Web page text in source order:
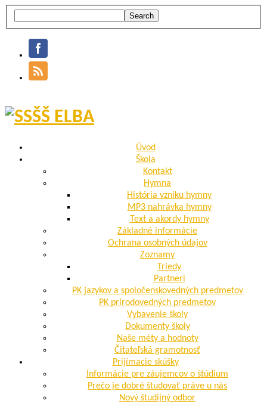
Úvod
Škola
Kontakt
Hymna
História vzniku hymny
MP3 nahrávka hymny
Text a akordy hymny
Základné informácie
Ochrana osobných údajov
Zoznamy
Triedy
Partneri
PK jazykov a spoločenskovedných predmetov
PK prírodovedných predmetov
Vybavenie školy
Dokumenty školy
Naše méty a hodnoty
Čitateľská gramotnosť
Prijímacie skúšky
Informácie pre záujemcov o štúdium
Prečo je dobré študovať práve u nás
Nový študijný odbor